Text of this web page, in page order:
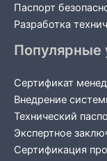
Паспорт
Разработка
Популярные
Сертификат
Внедрение
Технический
Экспертное
Сертификация